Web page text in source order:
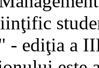
- ediţia a